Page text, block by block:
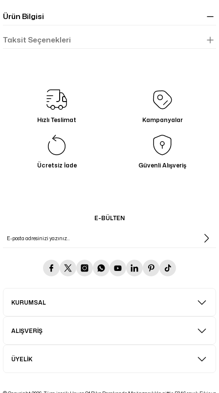
Ürün Bilgisi
Taksit Seçenekleri
Hızlı Teslimat Kampanyalar
Ücretsiz İade Güvenli Alışveriş
E-BÜLTEN
KURUMSAL
ALIŞVERİŞ
ÜYELİK